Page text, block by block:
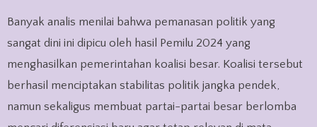
Banyak analis menilai bahwa pemanasan politik yang
sangat dini ini dipicu oleh hasil Pemilu 2024 yang
menghasilkan pemerintahan koalisi besar. Koalisi tersebut
berhasil menciptakan stabilitas politik jangka pendek,
namun sekaligus membuat partai-partai besar berlomba